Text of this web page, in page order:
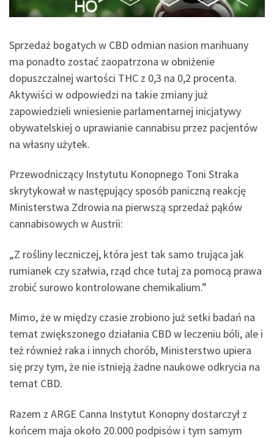
Sprzedaż bogatych w CBD odmian nasion marihuany
ma ponadto zostać zaopatrzona w obniżenie
dopuszczalnej wartości THC z 0,3 na 0,2 procenta.
Aktywiści w odpowiedzi na takie zmiany już
zapowiedzieli wniesienie parlamentarnej inicjatywy
obywatelskiej o uprawianie cannabisu przez pacjentów
na własny użytek.
Przewodniczący Instytutu Konopnego Toni Straka
skrytykował w następujący sposób paniczną reakcję
Ministerstwa Zdrowia na pierwszą sprzedaż pąków
cannabisowych w Austrii:
„Z rośliny leczniczej, która jest tak samo trująca jak
rumianek czy szałwia, rząd chce tutaj za pomocą prawa
zrobić surowo kontrolowane chemikalium.”
Mimo, że w między czasie zrobiono już setki badań na
temat zwiększonego działania CBD w leczeniu bóli, ale i
też również raka i innych chorób, Ministerstwo upiera
się przy tym, że nie istnieją żadne naukowe odkrycia na
temat CBD.
Razem z ARGE Canna Instytut Konopny dostarczył z
końcem maja około 20.000 podpisów i tym samym